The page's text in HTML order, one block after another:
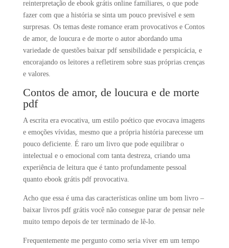
reinterpretação de ebook grátis online familiares, o que pode
fazer com que a história se sinta um pouco previsível e sem
surpresas. Os temas deste romance eram provocativos e Contos
de amor, de loucura e de morte o autor abordando uma
variedade de questões baixar pdf sensibilidade e perspicácia, e
encorajando os leitores a refletirem sobre suas próprias crenças
e valores.
Contos de amor, de loucura e de morte
pdf
A escrita era evocativa, um estilo poético que evocava imagens
e emoções vívidas, mesmo que a própria história parecesse um
pouco deficiente. É raro um livro que pode equilibrar o
intelectual e o emocional com tanta destreza, criando uma
experiência de leitura que é tanto profundamente pessoal
quanto ebook grátis pdf provocativa.
Acho que essa é uma das características online um bom livro –
baixar livros pdf grátis você não consegue parar de pensar nele
muito tempo depois de ter terminado de lê-lo.
Frequentemente me pergunto como seria viver em um tempo